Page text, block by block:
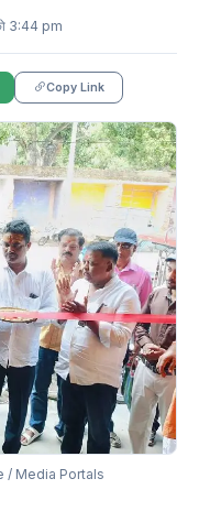
3:44 pm
Copy Link
/ Media Portals